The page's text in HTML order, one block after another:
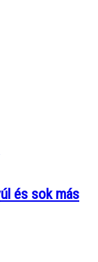
és sok más